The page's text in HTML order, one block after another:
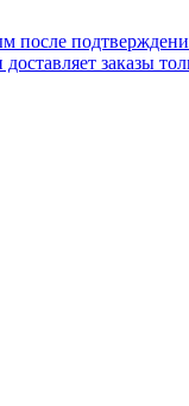
после
доставляет